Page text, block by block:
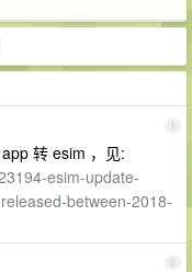
1
转 esim ，见:
esim-update-
between-2018-
2